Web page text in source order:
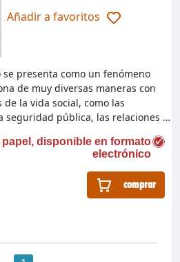
Añadir a favoritos
disponible en formato
electrónico
comprar
presenta como un fenómeno
de muy diversas maneras con
la vida social, como las
seguridad pública, las relaciones …